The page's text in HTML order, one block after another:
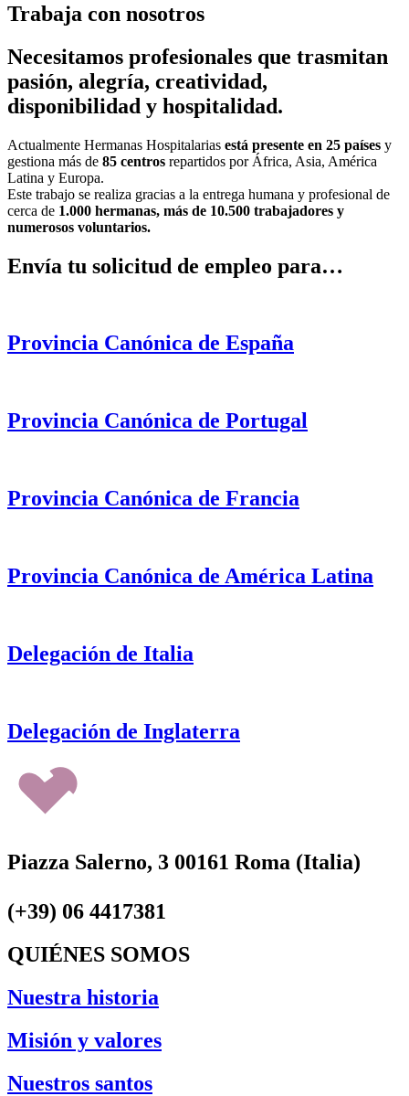
Trabaja con nosotros
Necesitamos profesionales que trasmitan
pasión, alegría, creatividad,
disponibilidad y hospitalidad.
Actualmente Hermanas Hospitalarias está presente en 25 países y
gestiona más de 85 centros repartidos por África, Asia, América
Latina y Europa.
Este trabajo se realiza gracias a la entrega humana y profesional de
cerca de 1.000 hermanas, más de 10.500 trabajadores y
numerosos voluntarios.
Envía tu solicitud de empleo para…
Provincia Canónica de España
Provincia Canónica de Portugal
Provincia Canónica de Francia
Provincia Canónica de América Latina
Delegación de Italia
Delegación de Inglaterra
Piazza Salerno, 3 00161 Roma (Italia)
(+39) 06 4417381
QUIÉNES SOMOS
Nuestra historia
Misión y valores
Nuestros santos